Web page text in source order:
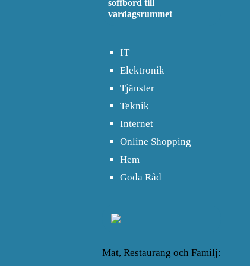
soffbord till
vardagsrummet
IT
Elektronik
Tjänster
Teknik
Internet
Online Shopping
Hem
Goda Råd
Mat, Restaurang och Familj: